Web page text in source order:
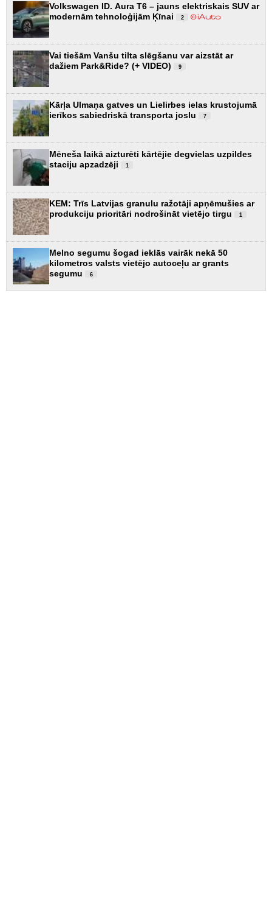
Volkswagen ID. Aura T6 – jauns elektriskais SUV ar
modernām tehnoloģijām Ķīnai
2
Vai tiešām Vanšu tilta slēgšanu var aizstāt ar
dažiem Park&Ride? (+ VIDEO)
9
Kārļa Ulmaņa gatves un Lielirbes ielas krustojumā
ierīkos sabiedriskā transporta joslu
7
Mēneša laikā aizturēti kārtējie degvielas uzpildes
staciju apzadzēji
1
KEM: Trīs Latvijas granulu ražotāji apņēmušies ar
produkciju prioritāri nodrošināt vietējo tirgu
1
Melno segumu šogad ieklās vairāk nekā 50
kilometros valsts vietējo autoceļu ar grants
segumu
6